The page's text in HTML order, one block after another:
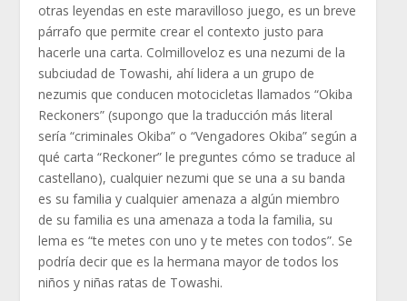
otras leyendas en este maravilloso juego, es un breve
párrafo que permite crear el contexto justo para
hacerle una carta. Colmilloveloz es una nezumi de la
subciudad de Towashi, ahí lidera a un grupo de
nezumis que conducen motocicletas llamados “Okiba
Reckoners” (supongo que la traducción más literal
sería “criminales Okiba” o “Vengadores Okiba” según a
qué carta “Reckoner” le preguntes cómo se traduce al
castellano), cualquier nezumi que se una a su banda
es su familia y cualquier amenaza a algún miembro
de su familia es una amenaza a toda la familia, su
lema es “te metes con uno y te metes con todos”. Se
podría decir que es la hermana mayor de todos los
niños y niñas ratas de Towashi.